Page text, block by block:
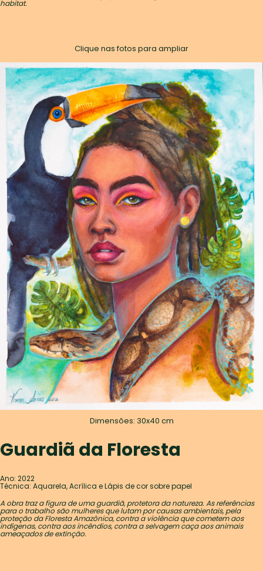
habitat.
Clique nas fotos para ampliar
Dimensões: 30x40 cm
Guardiã da Floresta
Ano: 2022
Técnica: Aquarela, Acrílica e Lápis de cor sobre papel
A obra traz a figura de uma guardiã, protetora da natureza. As referências
para o trabalho são mulheres que lutam por causas ambientais, pela
proteção da Floresta Amazônica, contra a violência que cometem aos
indígenas, contra aos incêndios, contra a selvagem caça aos animais
ameaçados de extinção.